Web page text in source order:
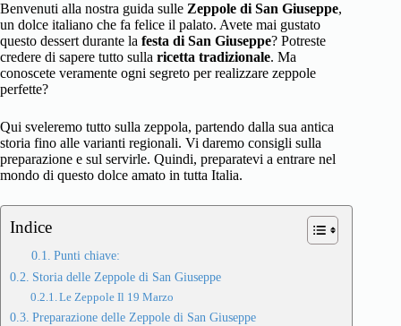
Benvenuti alla nostra guida sulle Zeppole di San Giuseppe,
un dolce italiano che fa felice il palato. Avete mai gustato
questo dessert durante la festa di San Giuseppe? Potreste
credere di sapere tutto sulla ricetta tradizionale. Ma
conoscete veramente ogni segreto per realizzare zeppole
perfette?
Qui sveleremo tutto sulla zeppola, partendo dalla sua antica
storia fino alle varianti regionali. Vi daremo consigli sulla
preparazione e sul servirle. Quindi, preparatevi a entrare nel
mondo di questo dolce amato in tutta Italia.
Indice
Punti chiave:
Storia delle Zeppole di San Giuseppe
Le Zeppole Il 19 Marzo
Preparazione delle Zeppole di San Giuseppe